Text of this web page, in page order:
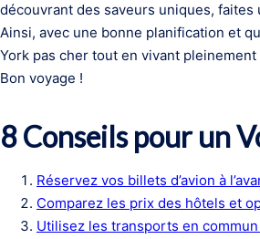
découvrant des saveurs uniques,
Ainsi, avec une bonne planification et
York pas cher tout en vivant
Bon voyage !
8 Conseils pour un
Réservez vos billets d’avion à
Comparez les prix des hôtels et
Utilisez les transports en